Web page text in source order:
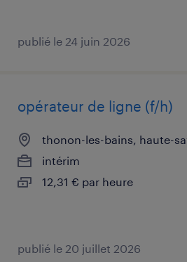
publié le 24 juin 2026
opérateur de ligne (f/h)
thonon-les-bains, haute-
intérim
12,31 € par heure
publié le 20 juillet 2026